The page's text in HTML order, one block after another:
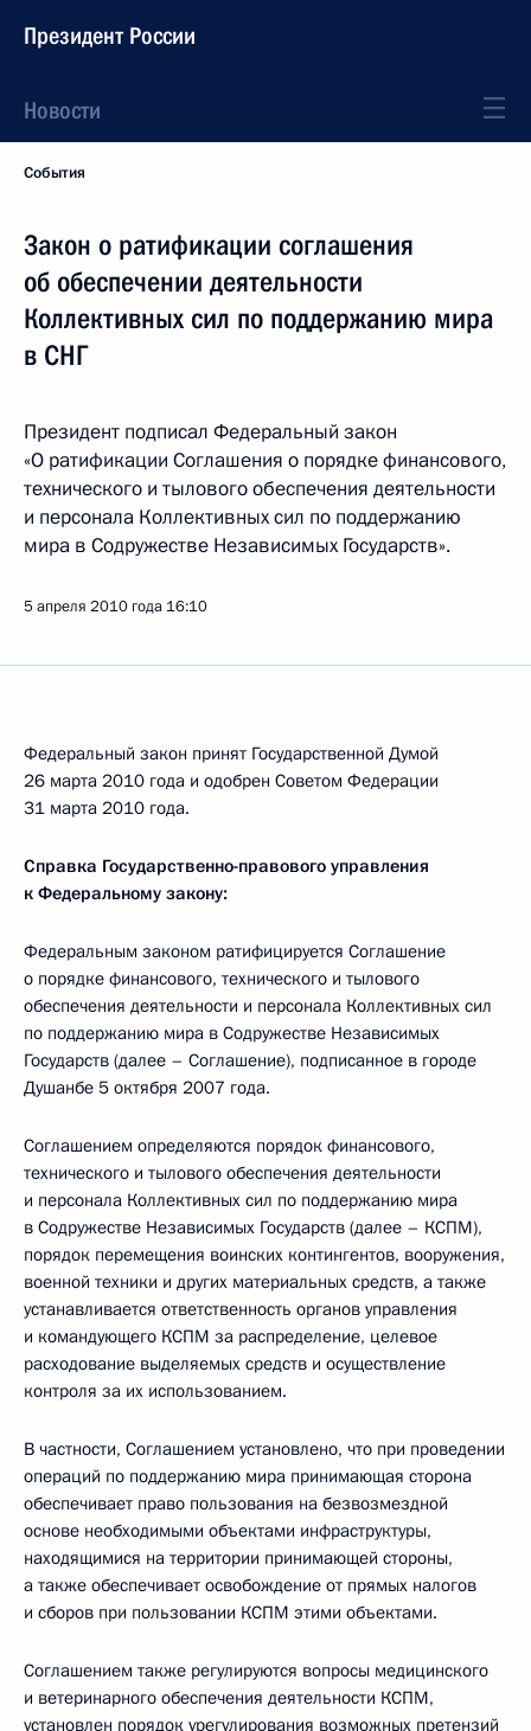
Президент России
Новости
События
Закон о ратификации соглашения
об обеспечении деятельности
Коллективных сил по поддержанию мира
в СНГ
Президент подписал Федеральный закон
«О ратификации Соглашения о порядке финансового,
технического и тылового обеспечения деятельности
и персонала Коллективных сил по поддержанию
мира в Содружестве Независимых Государств».
5 апреля 2010 года 16:10
Федеральный закон принят Государственной Думой
26 марта 2010 года и одобрен Советом Федерации
31 марта 2010 года.
Справка Государственно-правового управления
к Федеральному закону:
Федеральным законом ратифицируется Соглашение
о порядке финансового, технического и тылового
обеспечения деятельности и персонала Коллективных сил
по поддержанию мира в Содружестве Независимых
Государств (далее – Соглашение), подписанное в городе
Душанбе 5 октября 2007 года.
Соглашением определяются порядок финансового,
технического и тылового обеспечения деятельности
и персонала Коллективных сил по поддержанию мира
в Содружестве Независимых Государств (далее – КСПМ),
порядок перемещения воинских контингентов, вооружения,
военной техники и других материальных средств, а также
устанавливается ответственность органов управления
и командующего КСПМ за распределение, целевое
расходование выделяемых средств и осуществление
контроля за их использованием.
В частности, Соглашением установлено, что при проведении
операций по поддержанию мира принимающая сторона
обеспечивает право пользования на безвозмездной
основе необходимыми объектами инфраструктуры,
находящимися на территории принимающей стороны,
а также обеспечивает освобождение от прямых налогов
и сборов при пользовании КСПМ этими объектами.
Соглашением также регулируются вопросы медицинского
и ветеринарного обеспечения деятельности КСПМ,
установлен порядок урегулирования возможных претензий